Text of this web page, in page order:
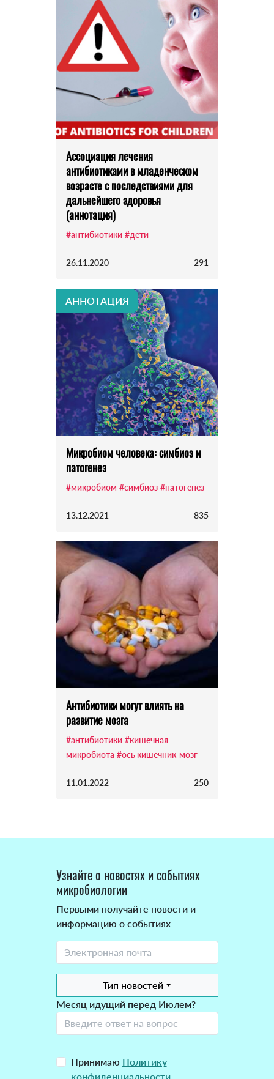
Ассоциация лечения
антибиотиками в младенческом
возрасте с последствиями для
дальнейшего здоровья
(аннотация)
#антибиотики #дети
26.11.2020 291
АННОТАЦИЯ
Микробиом человека: cимбиоз и
патогенез
#микробиом #симбиоз #патогенез
13.12.2021 835
Антибиотики могут влиять на
развитие мозга
#антибиотики #кишечная
микробиота #ось кишечник-мозг
11.01.2022 250
Узнайте о новостях и событиях
микробиологии
Первыми получайте новости и
информацию о событиях
Тип новостей
Месяц идущий перед Июлем?
Принимаю Политику
конфиденциальности